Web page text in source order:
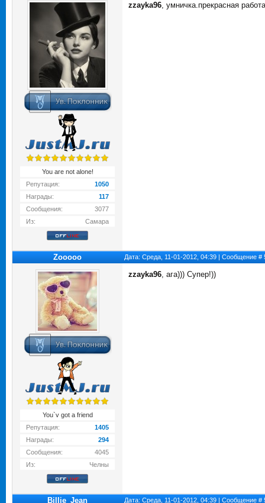
You are not alone!
Репутация:
1050
Награды:
117
Сообщения:
3077
Из:
Самара
zzayka96, умничка.прекрасная
Zooooo Дата: Среда, 11-01-2012, 04:39 | Сообщение #
You`v got a friend
Репутация:
1405
Награды:
294
Сообщения:
4045
Из:
Челны
zzayka96, ага))) Супер!))
Billie_Jean Дата: Среда, 11-01-2012, 04:39 | Сообщение #